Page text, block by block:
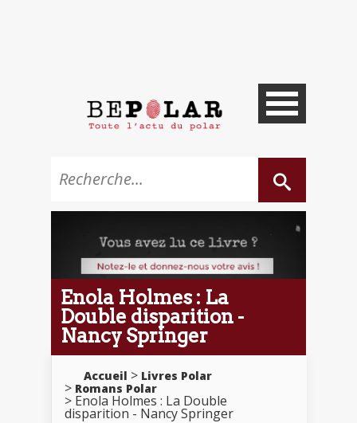
Enola Holmes : La
Double disparition -
Nancy Springer
Accueil
Livres Polar
Romans Polar
Enola Holmes : La Double
disparition - Nancy Springer